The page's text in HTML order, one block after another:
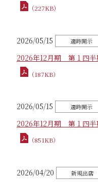
（227KB）
2026/05/15
2026年12月期 第１四半
（187KB）
2026/05/15
2026年12月期 第１四半
（851KB）
2026/04/20